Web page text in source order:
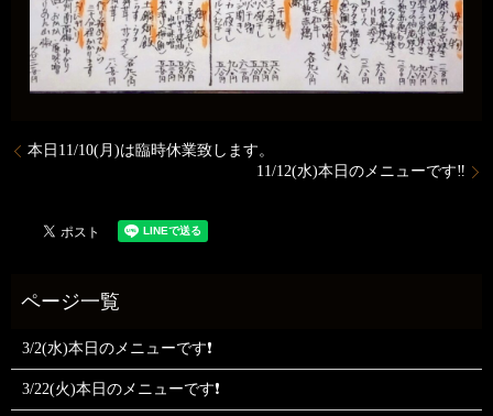
本日11/10(月)は臨時休業致します。
11/12(水)本日のメニューです‼️
3/2(水)本日のメニューです❗
3/22(火)本日のメニューです❗